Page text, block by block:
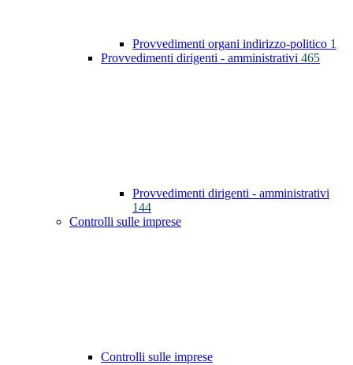
Provvedimenti organi indirizzo-politico 1
Provvedimenti dirigenti - amministrativi 465
Provvedimenti dirigenti - amministrativi
144
Controlli sulle imprese
Controlli sulle imprese